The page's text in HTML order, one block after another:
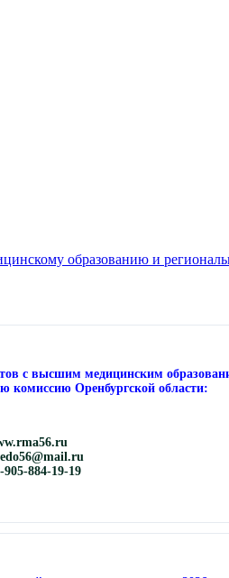
образованию и
с высшим медицинским
комиссию Оренбургской области:
905-884-19-19